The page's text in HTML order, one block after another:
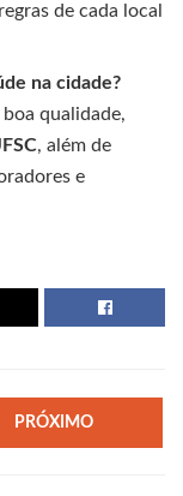
de cada local
na cidade?
qualidade,
, além de
e
PRÓXIMO